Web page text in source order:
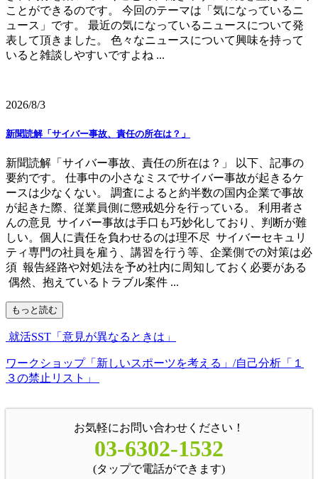
ことができるのです。 今回のテーマは「気になっているニ
ュース」です。 最近の気になっているニュースについて発
表して頂きました。 色々なニュースについて興味を持って
いると雑談しやすいですよね ...
2026/8/3
新聞読解「サイバー事故、責任の所在は？」
新聞読解「サイバー事故、責任の所在は？」 以下、記事の
要約です。 仕事中の小さなミスでサイバー事故が起きるケ
ースは少なくない。 調査によると約半数の国内企業で事故
が起きた際、従業員側に懲戒処分を行っている。 利用者さ
んの意見 サイバー事故は手口も巧妙化しており、判断が難
しい。個人に責任を負わせるのは理不尽 サイバーセキュリ
ティ専門の社員を雇う、講習を行う等、企業側での対策は必
須 報告経路や対処法を予め社内に周知しておく必要がある
偶然、抱えているトラブル案件 ...
もっと読む
就活SST「意見が異なるときは」
ワークショップ「新しいスポーツを考える」/自己分析「１
３の禁止リスト」
お気軽にお問い合わせください！
03-6302-1532
(タップで電話ができます)